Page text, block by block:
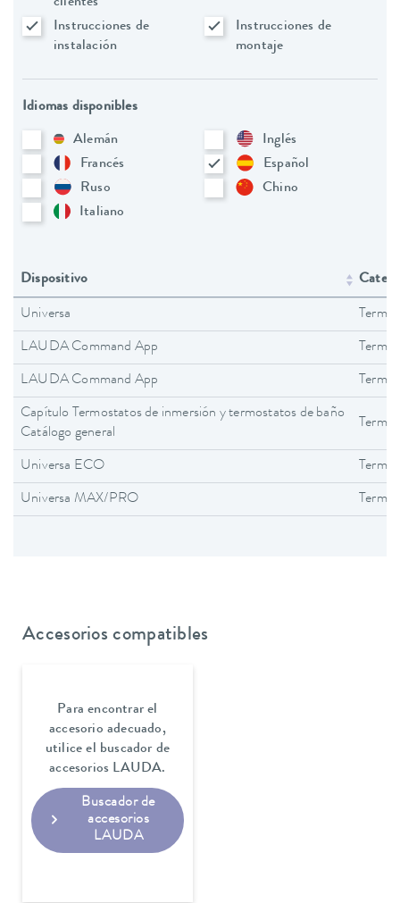
Instrucciones de
instalación
Instrucciones de
montaje
Idiomas disponibles
Alemán
Inglés
Francés
Español
Ruso
Chino
Italiano
Dispositivo
Universa
LAUDA Command App
LAUDA Command App
Capítulo Termostatos de inmersión y termostatos de baño
Catálogo general
Universa ECO
Universa MAX/PRO
Accesorios compatibles
Para encontrar el
accesorio adecuado,
utilice el buscador de
accesorios LAUDA.
Buscador de
accesorios
LAUDA